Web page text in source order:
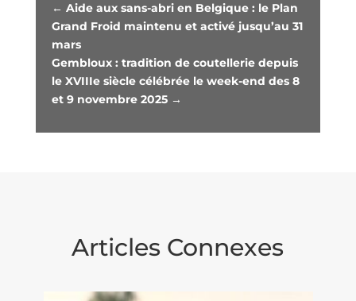
← Aide aux sans-abri en Belgique : le Plan
Grand Froid maintenu et activé jusqu’au 31
mars
Gembloux : tradition de coutellerie depuis
le XVIIIe siècle célébrée le week-end des 8
et 9 novembre 2025→
Articles Connexes